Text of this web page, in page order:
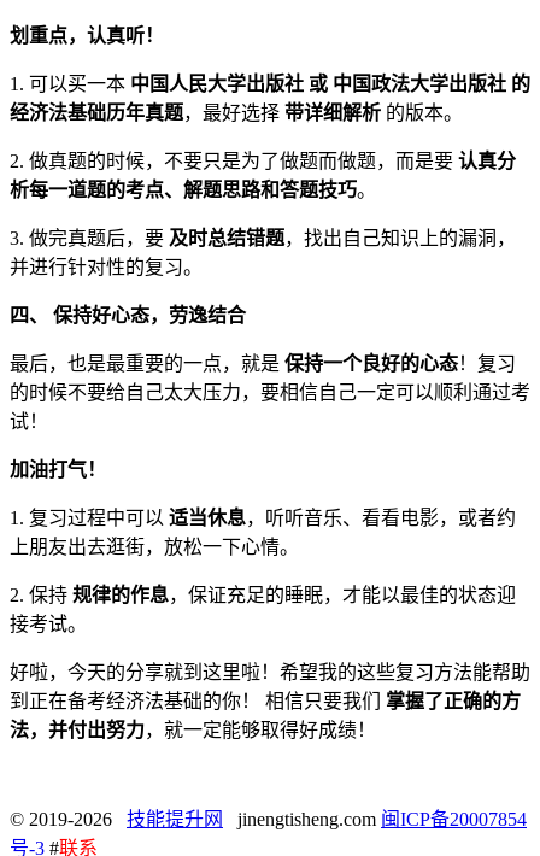
划重点，认真听！
1. 可以买一本 中国人民大学出版社 或 中国政法大学出版社 的
经济法基础历年真题，最好选择 带详细解析 的版本。
2. 做真题的时候，不要只是为了做题而做题，而是要 认真分
析每一道题的考点、解题思路和答题技巧。
3. 做完真题后，要 及时总结错题，找出自己知识上的漏洞，
并进行针对性的复习。
四、 保持好心态，劳逸结合
最后，也是最重要的一点，就是 保持一个良好的心态！复习
的时候不要给自己太大压力，要相信自己一定可以顺利通过考
试！
加油打气！
1. 复习过程中可以 适当休息，听听音乐、看看电影，或者约
上朋友出去逛街，放松一下心情。
2. 保持 规律的作息，保证充足的睡眠，才能以最佳的状态迎
接考试。
好啦，今天的分享就到这里啦！希望我的这些复习方法能帮助
到正在备考经济法基础的你！ 相信只要我们 掌握了正确的方
法，并付出努力，就一定能够取得好成绩！
© 2019-2026 技能提升网 jinengtisheng.com 闽ICP备20007854
号-3 #联系